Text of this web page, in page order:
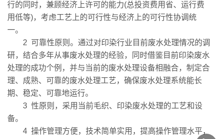
行的同时，兼顾经济上许可的能力(总投资费用省、运行费
用低等)，考虑工艺上的可行性与经济上的可行性协调统
一。
2 可靠性原则。通过对印染行业目前废水处理情况的调
研，结合多年从事废水处理的经验，同时借鉴目前印染废水
处理的成功个例，并与当前的废水处理设备相融合，制定合
理、成熟、可靠的废水处理工艺，确保废水处理系统能长
期、稳定、可靠地运行。
3 性原则，采用当前毛织、印染废水处理的工艺和设
备。
4 操作管理方便，技术简单实用，提高操作管理水平，